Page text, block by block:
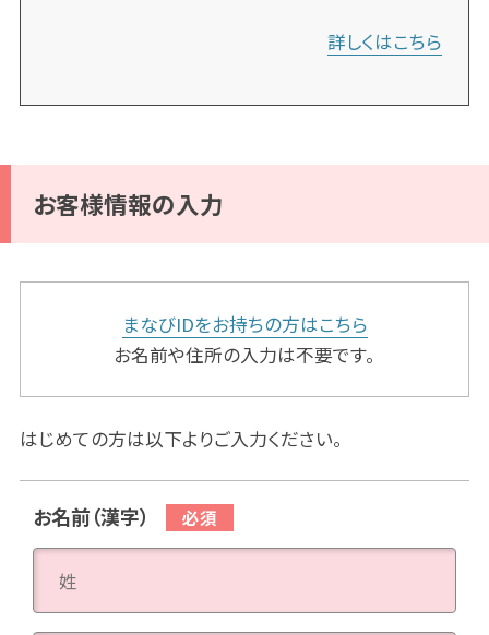
詳しくはこちら
お客様情報の入力
まなびIDをお持ちの方はこちら
お名前や住所の入力は不要です。
はじめての方は以下よりご入力ください。
お名前（漢字）